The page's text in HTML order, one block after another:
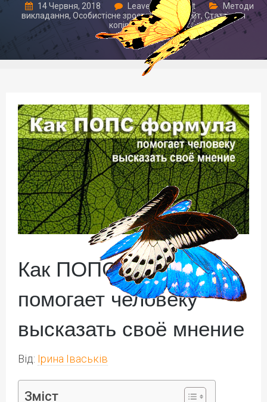
14 Червня, 2018 Leave a comment
Методи
викладання, Особистісне зростання та інсайт,Статті для
копірайтерів
Как ПОПС формула
помогает человеку
высказать своё мнение
Від: Ірина Іваськів
Зміст